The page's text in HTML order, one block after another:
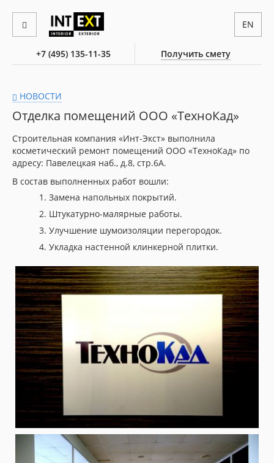
+7 (495) 135-11-35 Получить смету
EN
НОВОСТИ
Отделка помещений ООО «ТехноКад»
Строительная компания «Инт-Экст» выполнила
косметический ремонт помещений ООО «ТехноКад» по
адресу: Павелецкая наб., д.8, стр.6А.
В состав выполненных работ вошли:
Замена напольных покрытий.
Штукатурно-малярные работы.
Улучшение шумоизоляции перегородок.
Укладка настенной клинкерной плитки.